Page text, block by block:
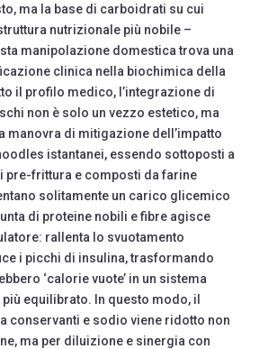
ma la base di carboidrati su cui
nutrizionale più nobile –
manipolazione domestica trova una
clinica nella biochimica della
il profilo medico, l’integrazione di
non è solo un vezzo estetico, ma
manovra di mitigazione dell’impatto
istantanei, essendo sottoposti a
pre-frittura e composti da farine
solitamente un carico glicemico
di proteine nobili e fibre agisce
rallenta lo svuotamento
i picchi di insulina, trasformando
‘calorie vuote’ in un sistema
equilibrato. In questo modo, il
conservanti e sodio viene ridotto non
ma per diluizione e sinergia con